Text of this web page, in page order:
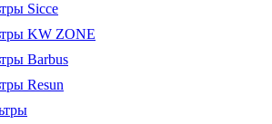
Sicce
KW ZONE
Barbus
Resun